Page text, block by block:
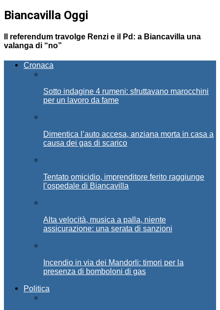
Biancavilla Oggi
Il referendum travolge Renzi e il Pd: a Biancavilla una
valanga di “no”
Cronaca
Sotto indagine 4 rumeni: sfruttavano marocchini
per un lavoro da fame
Dimentica l’auto accesa, anziana morta in casa a
causa dei gas di scarico
Tentato omicidio, imprenditore ferito raggiunge
l’ospedale di Biancavilla
Alta velocità, musica a palla, niente
assicurazione: una serata di sanzioni
Incendio in via dei Mandorli: timori per la
presenza di bomboloni di gas
Politica